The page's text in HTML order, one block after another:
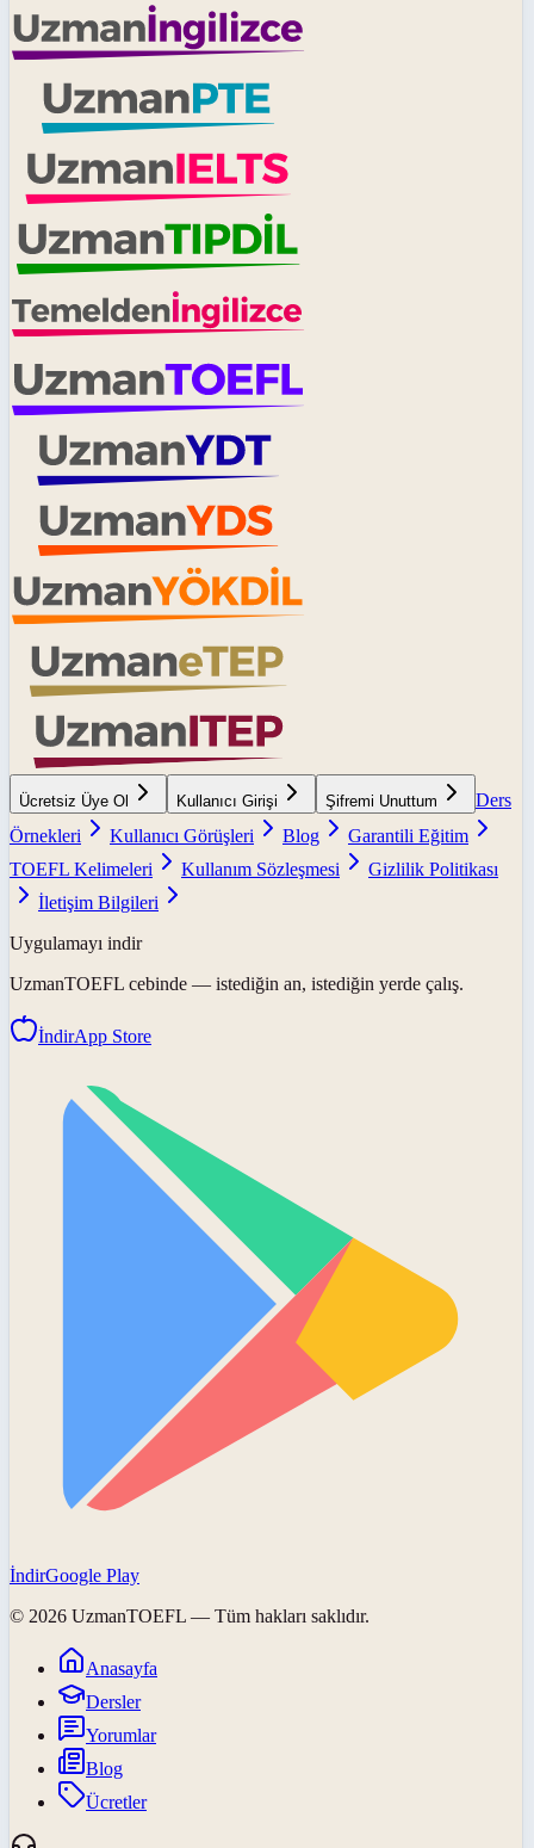
Ücretsiz Üye Ol Kullanıcı Girişi Şifremi Unuttum
Ders
Örnekleri
Kullanıcı Görüşleri Blog
Garantili Eğitim
TOEFL Kelimeleri
Kullanım Sözleşmesi
Gizlilik Politikası
İletişim Bilgileri
Uygulamayı indir
UzmanTOEFL cebinde — istediğin an, istediğin yerde çalış.
İndirApp Store
İndirGoogle Play
© 2026 UzmanTOEFL — Tüm hakları saklıdır.
Anasayfa
Dersler
Yorumlar
Blog
Ücretler